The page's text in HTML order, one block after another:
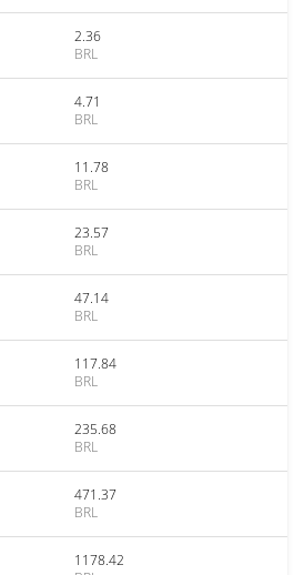
2.36
BRL
4.71
BRL
11.78
BRL
23.57
BRL
47.14
BRL
117.84
BRL
235.68
BRL
471.37
BRL
1178.42